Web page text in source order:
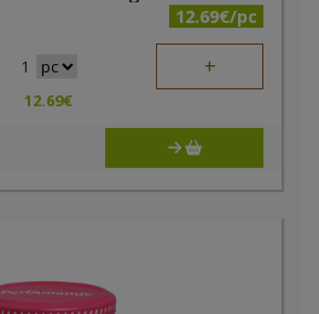
12.69€/pc
1 +
12.69€